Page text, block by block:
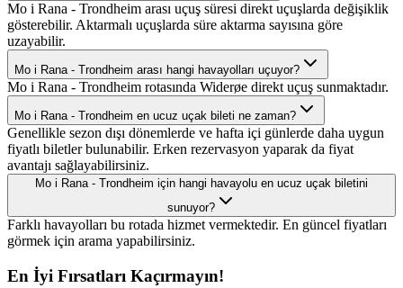
Mo i Rana - Trondheim arası uçuş süresi direkt uçuşlarda değişiklik
gösterebilir. Aktarmalı uçuşlarda süre aktarma sayısına göre
uzayabilir.
Mo i Rana - Trondheim arası hangi havayolları uçuyor?
Mo i Rana - Trondheim rotasında Widerøe direkt uçuş sunmaktadır.
Mo i Rana - Trondheim en ucuz uçak bileti ne zaman?
Genellikle sezon dışı dönemlerde ve hafta içi günlerde daha uygun
fiyatlı biletler bulunabilir. Erken rezervasyon yaparak da fiyat
avantajı sağlayabilirsiniz.
Mo i Rana - Trondheim için hangi havayolu en ucuz uçak biletini
sunuyor?
Farklı havayolları bu rotada hizmet vermektedir. En güncel fiyatları
görmek için arama yapabilirsiniz.
En İyi Fırsatları Kaçırmayın!